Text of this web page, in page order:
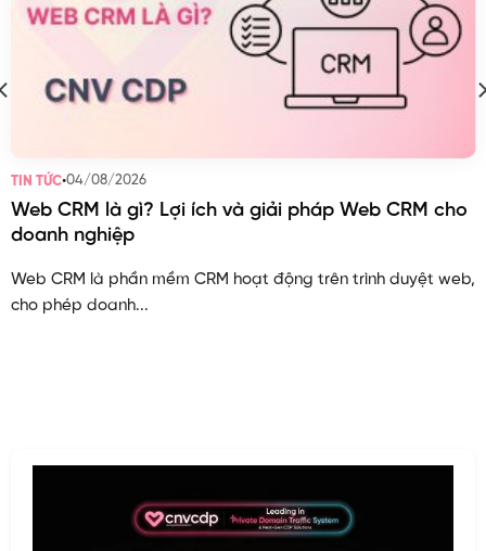
TIN TỨC•04/08/2026
Web CRM là gì? Lợi ích và giải pháp Web CRM cho
doanh nghiệp
Web CRM là phần mềm CRM hoạt động trên trình duyệt web,
cho phép doanh...